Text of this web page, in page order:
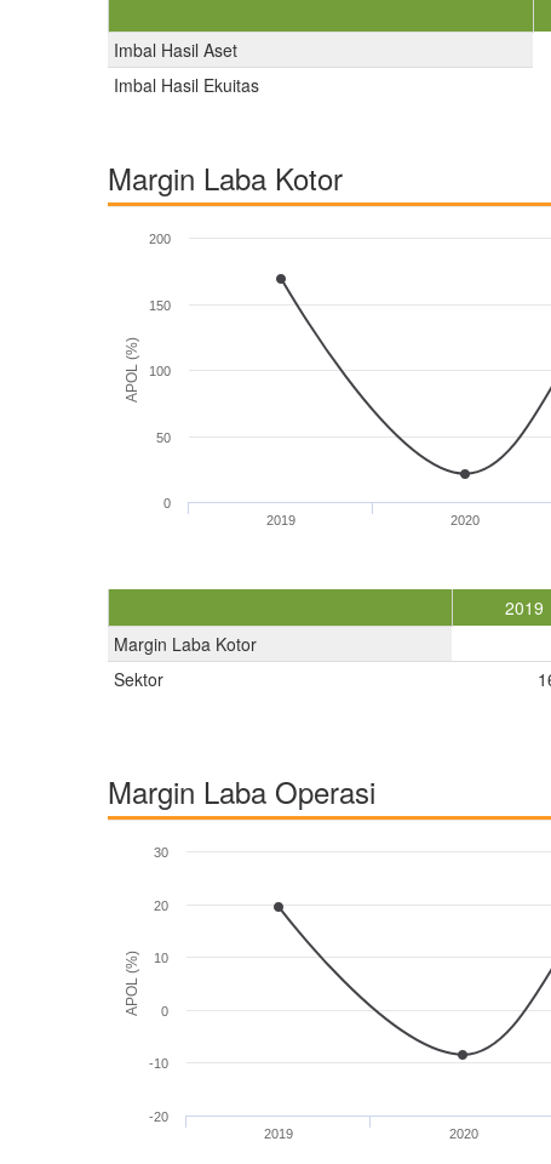
Imbal Hasil Aset
Imbal Hasil Ekuitas
Margin Laba Kotor
APOL (%)
2019 2020
0
50
100
150
200
2019
Margin Laba Kotor
Sektor
Margin Laba Operasi
APOL (%)
2019 2020
-20
-10
0
10
20
30